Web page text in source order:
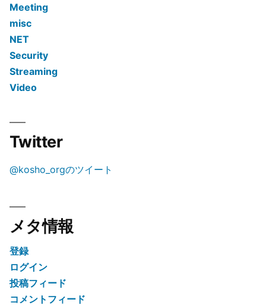
Meeting
misc
NET
Security
Streaming
Video
Twitter
@kosho_orgのツイート
メタ情報
登録
ログイン
投稿フィード
コメントフィード